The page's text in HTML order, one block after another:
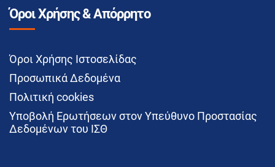
Όροι Χρήσης & Απόρρητο
Όροι Χρήσης Ιστοσελίδας
Προσωπικά Δεδομένα
Πολιτική cookies
Υποβολή Ερωτήσεων στον Υπεύθυνο Προστασίας
Δεδομένων του ΙΣΘ